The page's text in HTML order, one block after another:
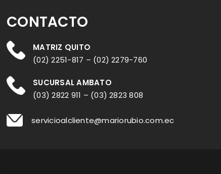
CONTACTO
MATRIZ QUITO
(02) 2251-817 – (02) 2279-760
SUCURSAL AMBATO
(03) 2822 911 – (03) 2823 808
servicioalcliente@mariorubio.com.ec